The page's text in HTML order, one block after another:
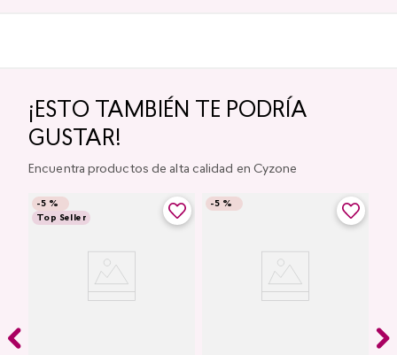
¡ESTO TAMBIÉN TE PODRÍA
GUSTAR!
Encuentra productos de alta calidad en Cyzone
-5 %
Top Seller
-5 %